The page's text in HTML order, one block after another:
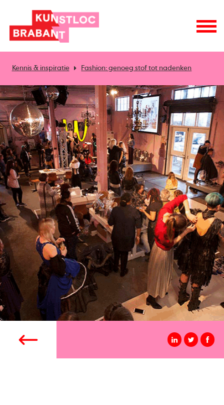
Kennis & inspiratie Fashion: genoeg stof tot nadenken